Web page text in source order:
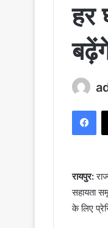
हर
रायपुर:
सहायता
के लिए